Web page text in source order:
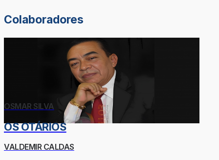
Colaboradores
OSMAR SILVA
OS OTÁRIOS
VALDEMIR CALDAS